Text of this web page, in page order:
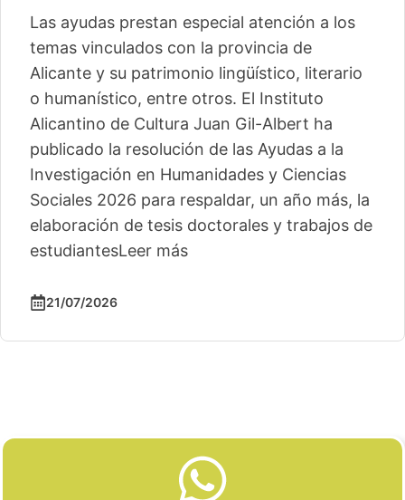
Las ayudas prestan especial atención a los
temas vinculados con la provincia de
Alicante y su patrimonio lingüístico, literario
o humanístico, entre otros. El Instituto
Alicantino de Cultura Juan Gil-Albert ha
publicado la resolución de las Ayudas a la
Investigación en Humanidades y Ciencias
Sociales 2026 para respaldar, un año más, la
elaboración de tesis doctorales y trabajos de
estudiantesLeer más
21/07/2026